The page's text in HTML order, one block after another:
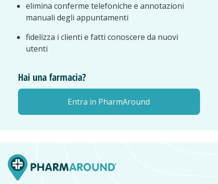
elimina conferme telefoniche e annotazioni
manuali degli appuntamenti
fidelizza i clienti e fatti conoscere da nuovi
utenti
Hai una farmacia?
Entra in PharmAround